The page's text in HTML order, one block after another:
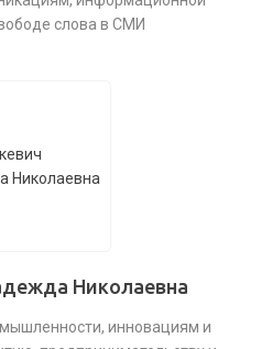
слова в СМИ
Николаевна
инновациям и